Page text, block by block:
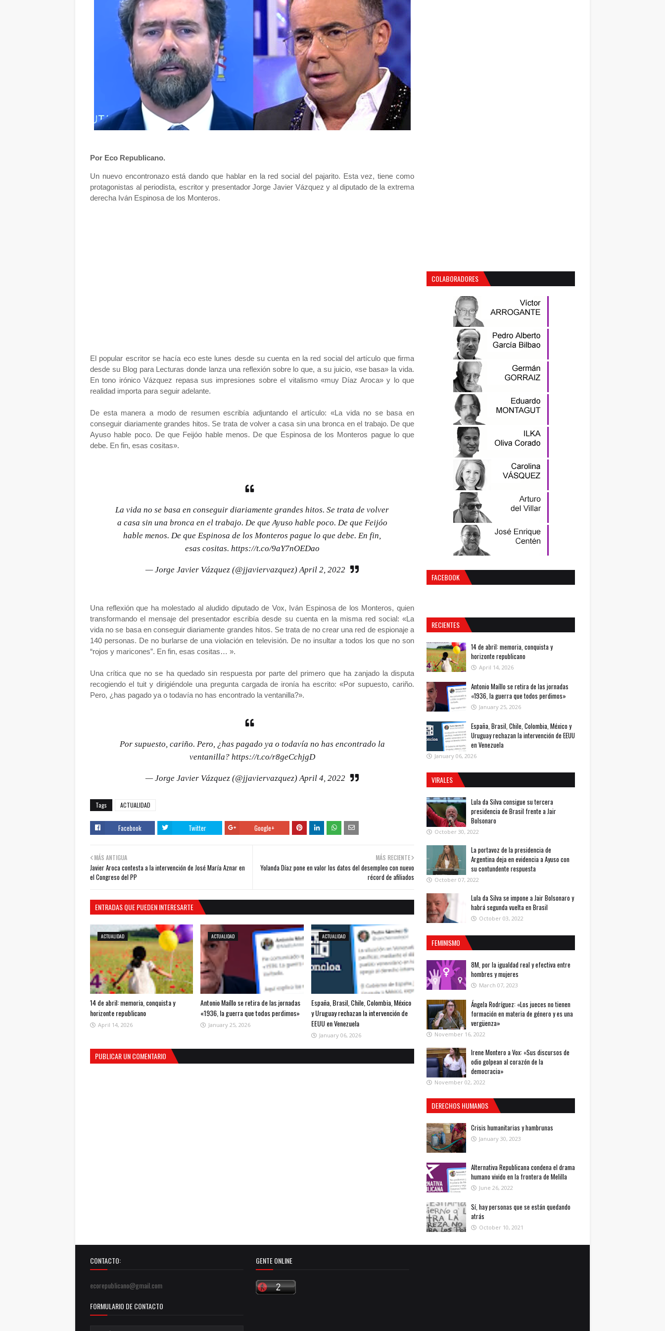
Por Eco Republicano.
Un nuevo encontronazo está dando que hablar en la red social del pajarito. Esta vez, tiene como
protagonistas al periodista, escritor y presentador Jorge Javier Vázquez y al diputado de la extrema
derecha Iván Espinosa de los Monteros.
El popular escritor se hacía eco este lunes desde su cuenta en la red social del artículo que firma
desde su Blog para Lecturas donde lanza una reflexión sobre lo que, a su juicio, «se basa» la vida.
En tono irónico Vázquez repasa sus impresiones sobre el vitalismo «muy Díaz Aroca» y lo que
realidad importa para seguir adelante.
De esta manera a modo de resumen escribía adjuntando el artículo: «La vida no se basa en
conseguir diariamente grandes hitos. Se trata de volver a casa sin una bronca en el trabajo. De que
Ayuso hable poco. De que Feijóo hable menos. De que Espinosa de los Monteros pague lo que
debe. En fin, esas cositas».
La vida no se basa en conseguir diariamente grandes hitos. Se trata de volver
a casa sin una bronca en el trabajo. De que Ayuso hable poco. De que Feijóo
hable menos. De que Espinosa de los Monteros pague lo que debe. En fin,
esas cositas. https://t.co/9aY7nOEDao
— Jorge Javier Vázquez (@jjaviervazquez)April 2, 2022
Una reflexión que ha molestado al aludido diputado de Vox, Iván Espinosa de los Monteros, quien
transformando el mensaje del presentador escribía desde su cuenta en la misma red social: «La
vida no se basa en conseguir diariamente grandes hitos. Se trata de no crear una red de espionaje a
140 personas. De no burlarse de una violación en televisión. De no insultar a todos los que no son
“rojos y maricones”. En fin, esas cositas… ».
Una crítica que no se ha quedado sin respuesta por parte del primero que ha zanjado la disputa
recogiendo el tuit y dirigiéndole una pregunta cargada de ironía ha escrito: «Por supuesto, cariño.
Pero, ¿has pagado ya o todavía no has encontrado la ventanilla?».
Por supuesto, cariño. Pero, ¿has pagado ya o todavía no has encontrado la
ventanilla? https://t.co/r8geCchjgD
— Jorge Javier Vázquez (@jjaviervazquez)April 4, 2022
Tags ACTUALIDAD
Facebook Twitter Google+
MÁS RECIENTE
Yolanda Díaz pone en valor los datos del desempleo con nuevo
récord de afiliados
MÁS ANTIGUA
Javier Aroca contesta a la intervención de José María Aznar en
el Congreso del PP
ENTRADAS QUE PUEDEN INTERESARTE
ACTUALIDAD
14 de abril: memoria, conquista y
horizonte republicano
April 14, 2026
ACTUALIDAD
Antonio Maíllo se retira de las jornadas
«1936, la guerra que todos perdimos»
January 25, 2026
ACTUALIDAD
España, Brasil, Chile, Colombia, México
y Uruguay rechazan la intervención de
EEUU en Venezuela
January 06, 2026
PUBLICAR UN COMENTARIO
COLABORADORES
FACEBOOK
RECIENTES
14 de abril: memoria, conquista y
horizonte republicano
April 14, 2026
Antonio Maíllo se retira de las jornadas
«1936, la guerra que todos perdimos»
January 25, 2026
España, Brasil, Chile, Colombia, México y
Uruguay rechazan la intervención de EEUU
en Venezuela
January 06, 2026
VIRALES
Lula da Silva consigue su tercera
presidencia de Brasil frente a Jair
Bolsonaro
October 30, 2022
La portavoz de la presidencia de
Argentina deja en evidencia a Ayuso con
su contundente respuesta
October 07, 2022
Lula da Silva se impone a Jair Bolsonaro y
habrá segunda vuelta en Brasil
October 03, 2022
FEMINISMO
8M, por la igualdad real y efectiva entre
hombres y mujeres
March 07, 2023
Ángela Rodríguez: «Los jueces no tienen
formación en materia de género y es una
vergüenza»
November 16, 2022
Irene Montero a Vox: «Sus discursos de
odio golpean al corazón de la
democracia»
November 02, 2022
DERECHOS HUMANOS
Crisis humanitarias y hambrunas
January 30, 2023
Alternativa Republicana condena el drama
humano vivido en la frontera de Melilla
June 26, 2022
Sí, hay personas que se están quedando
atrás
October 10, 2021
CONTACTO:
ecorepublicano@gmail.com
FORMULARIO DE CONTACTO
GENTE ONLINE